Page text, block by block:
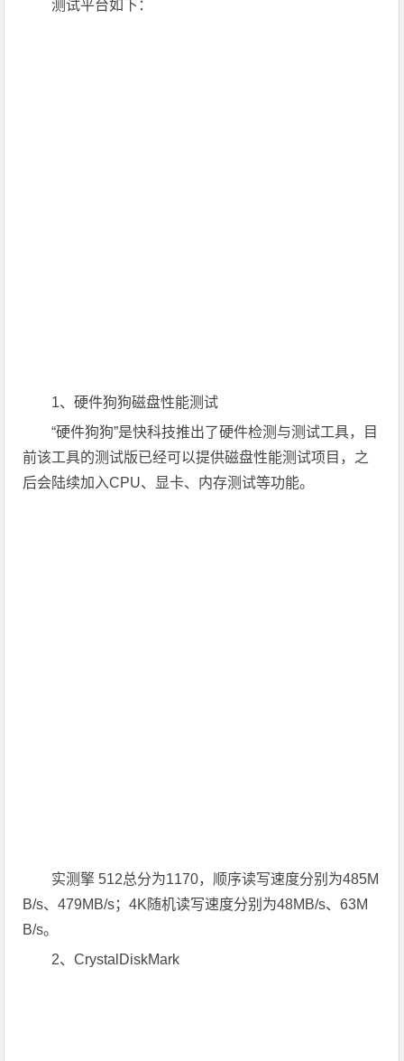
测试平台如下：
1、硬件狗狗磁盘性能测试
“硬件狗狗”是快科技推出了硬件检测与测试工具，目
前该工具的测试版已经可以提供磁盘性能测试项目，之
后会陆续加入CPU、显卡、内存测试等功能。
实测擎 512总分为1170，顺序读写速度分别为485M
B/s、479MB/s；4K随机读写速度分别为48MB/s、63M
B/s。
2、CrystalDiskMark